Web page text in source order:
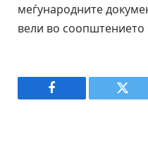
меѓународните
вели во
Facebook